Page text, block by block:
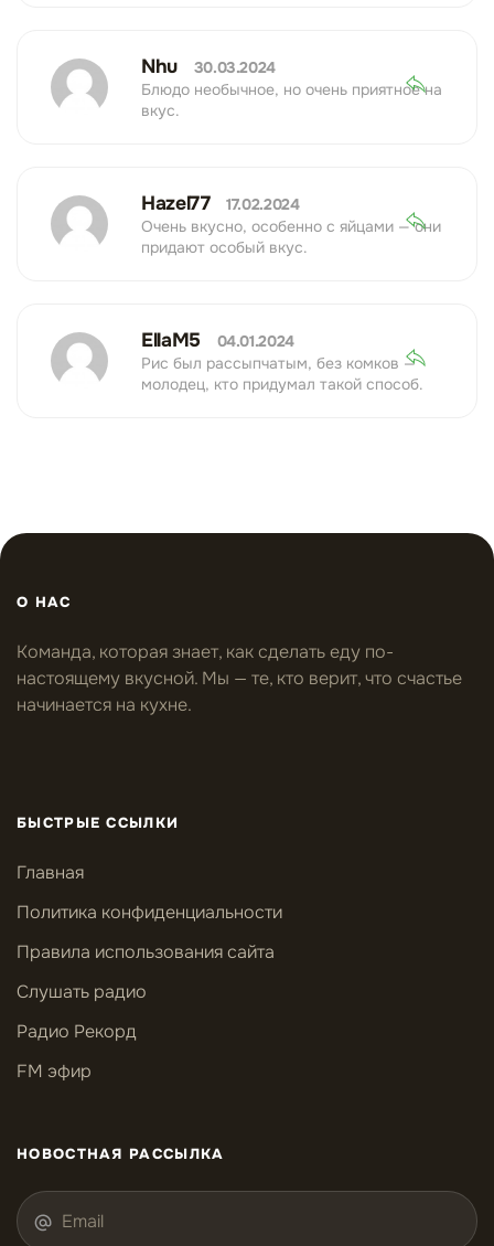
Nhu
30.03.2024
Блюдо необычное, но очень приятное на
вкус.
Hazel77
17.02.2024
Очень вкусно, особенно с яйцами — они
придают особый вкус.
EllaM5
04.01.2024
Рис был рассыпчатым, без комков —
молодец, кто придумал такой способ.
О НАС
Команда, которая знает, как сделать еду по-
настоящему вкусной. Мы — те, кто верит, что счастье
начинается на кухне.
БЫСТРЫЕ ССЫЛКИ
Главная
Политика конфиденциальности
Правила использования сайта
Слушать радио
Радио Рекорд
FM эфир
НОВОСТНАЯ РАССЫЛКА